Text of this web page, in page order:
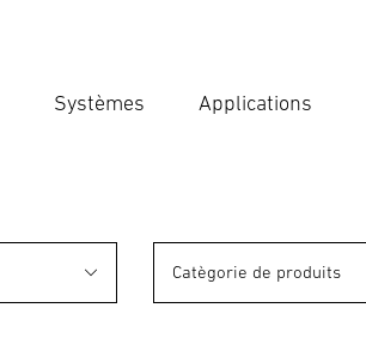
Systèmes Applications
Catègorie de produits